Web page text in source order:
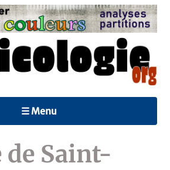
☰ Menu
de Saint-